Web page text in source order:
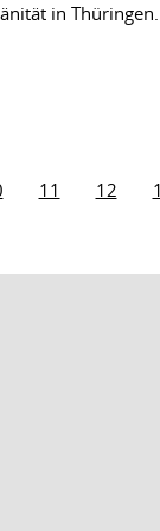
in Thüringen.
11 12